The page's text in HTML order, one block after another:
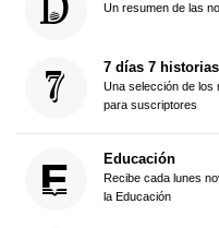
Un resumen de las
7 días 7 historias
Una selección de los
para suscriptores
Educación
Recibe cada lunes
la Educación